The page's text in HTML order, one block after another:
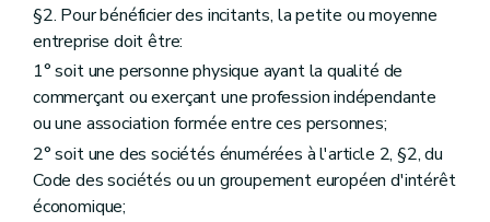
§2. Pour bénéficier des incitants, la petite ou moyenne
entreprise doit être:
1° soit une personne physique ayant la qualité de
commerçant ou exerçant une profession indépendante
ou une association formée entre ces personnes;
2° soit une des sociétés énumérées à l'article 2, §2, du
Code des sociétés ou un groupement européen d'intérêt
économique;